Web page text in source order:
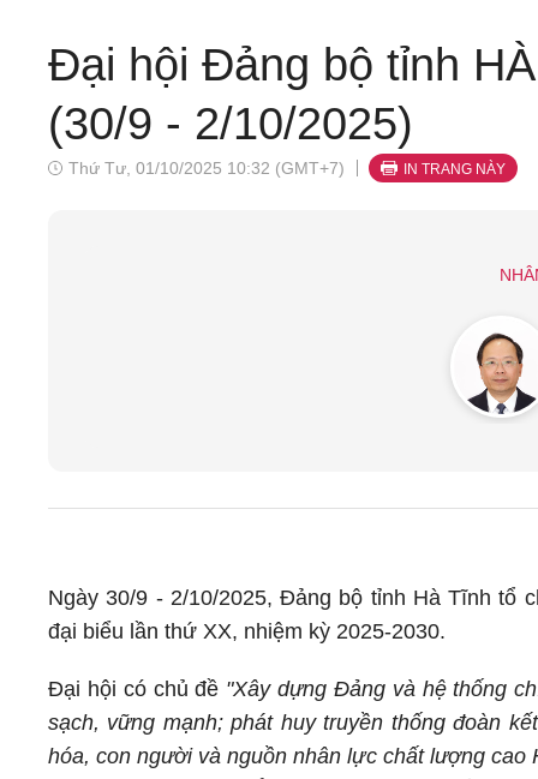
Đại hội Đảng bộ tỉnh
(30/9 - 2/10/2025)
Thứ Tư, 01/10/2025 10:32 (GMT+7) IN TRANG NÀY
Ngày 30/9 - 2/10/2025, Đảng bộ tỉnh Hà Tĩnh tổ
đại biểu lần thứ XX, nhiệm kỳ 2025-2030.
Đại hội có chủ đề "Xây dựng Đảng và hệ thống
sạch, vững mạnh; phát huy truyền thống đoàn
hóa, con người và nguồn nhân lực chất lượng cao